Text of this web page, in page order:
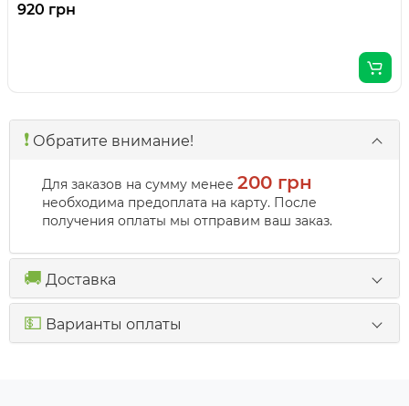
920 грн
❗️ Обратите внимание!
Для заказов на сумму менее 200 грн
необходима предоплата на карту. После
получения оплаты мы отправим ваш заказ.
🚚 Доставка
💵 Варианты оплаты